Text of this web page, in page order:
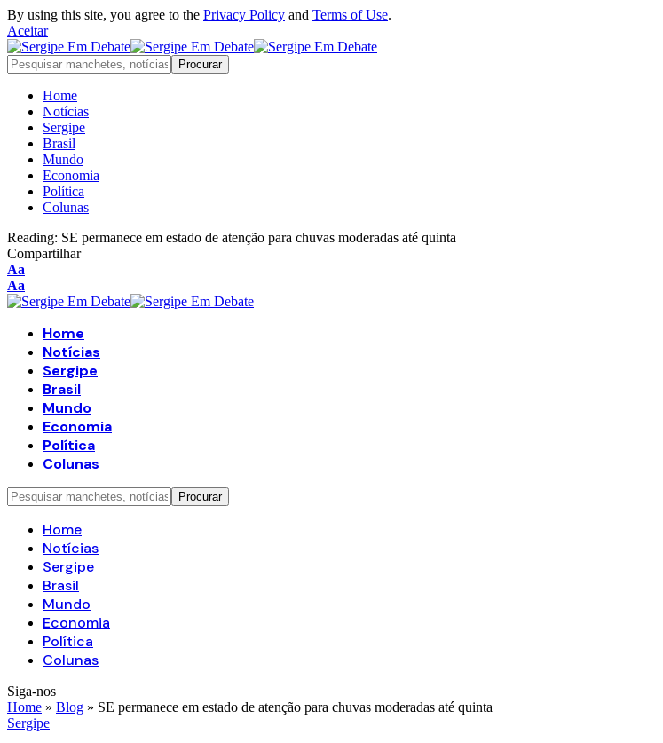
By using this site, you agree to the Privacy Policy and Terms of Use.
Aceitar
Home
Notícias
Sergipe
Brasil
Mundo
Economia
Política
Colunas
Reading: SE permanece em estado de atenção para chuvas moderadas até quinta
Compartilhar
Font
Resizer
Aa
Font
Resizer
Aa
Home
Notícias
Sergipe
Brasil
Mundo
Economia
Política
Colunas
Home
Notícias
Sergipe
Brasil
Mundo
Economia
Política
Colunas
Siga-nos
Home » Blog » SE permanece em estado de atenção para chuvas moderadas até quinta
Sergipe